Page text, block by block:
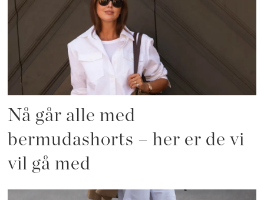
Nå går alle med
bermudashorts – her er de vi
vil gå med